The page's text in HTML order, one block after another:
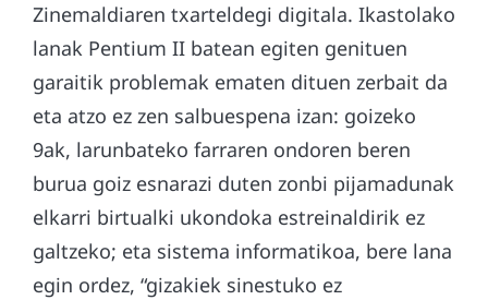
Zinemaldiaren txarteldegi digitala. Ikastolako
lanak Pentium II batean egiten genituen
garaitik problemak ematen dituen zerbait da
eta atzo ez zen salbuespena izan: goizeko
9ak, larunbateko farraren ondoren beren
burua goiz esnarazi duten zonbi pijamadunak
elkarri birtualki ukondoka estreinaldirik ez
galtzeko; eta sistema informatikoa, bere lana
egin ordez, “gizakiek sinestuko ez